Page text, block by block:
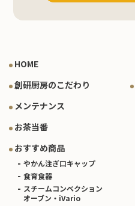
HOME
創研厨房のこだわり
メンテナンス
お茶当番
おすすめ商品
やかん注ぎ口キャップ
食育食器
スチームコンベクション
オーブン・iVario